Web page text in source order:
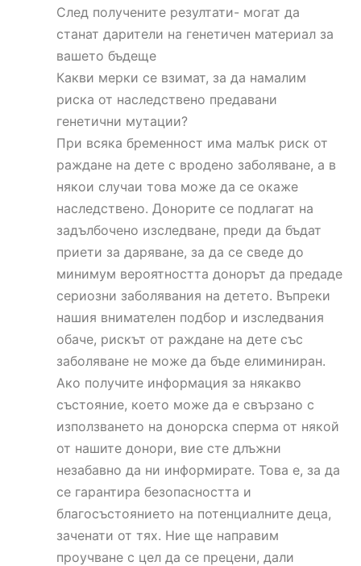
След получените резултати- могат да
станат дарители на генетичен материал за
вашето бъдеще
Какви мерки се взимат, за да намалим
риска от наследствено предавани
генетични мутации?
При всяка бременност има малък риск от
раждане на дете с вродено заболяване, а в
някои случаи това може да се окаже
наследствено. Донорите се подлагат на
задълбочено изследване, преди да бъдат
приети за даряване, за да се сведе до
минимум вероятността донорът да предаде
сериозни заболявания на детето. Въпреки
нашия внимателен подбор и изследвания
обаче, рискът от раждане на дете със
заболяване не може да бъде елиминиран.
Ако получите информация за някакво
състояние, което може да е свързано с
използването на донорска сперма от някой
от нашите донори, вие сте длъжни
незабавно да ни информирате. Това е, за да
се гарантира безопасността и
благосъстоянието на потенциалните деца,
заченати от тях. Ние ще направим
проучване с цел да се прецени, дали